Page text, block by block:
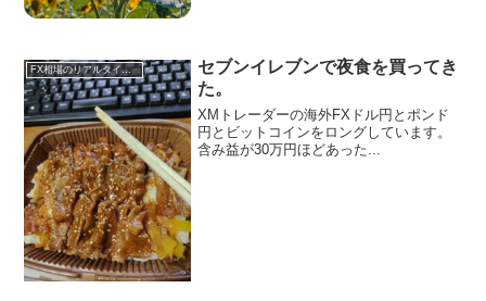
FX相場のリアルタイム情報
セブンイレブンで夜食を買ってき
た。
XMトレーダーの海外FXドル円とポンド
円とビットコインをロングしています。
含み益が30万円ほどあった...